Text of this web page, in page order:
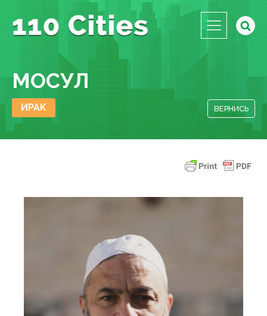
МОСУЛ
ИРАК ВЕРНИСЬ